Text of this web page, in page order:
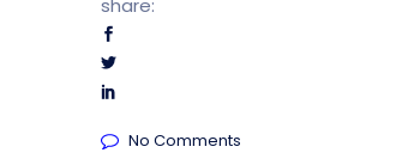
share:
No Comments